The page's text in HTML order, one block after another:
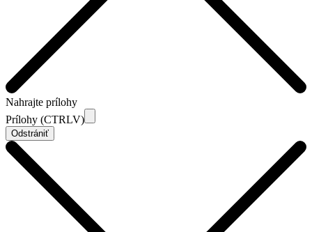
Nahrajte prílohy
Prílohy (CTRLV)
Odstrániť